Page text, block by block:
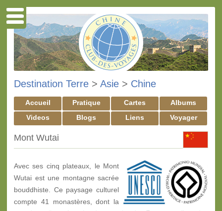
Destination Terre > Asie > Chine
Accueil Pratique Cartes
Albums
Videos
Blogs Liens Voyager
Mont Wutai
Avec ses cinq plateaux, le Mont
Wutai est une montagne sacrée
bouddhiste. Ce paysage culturel
compte 41 monastères, dont la